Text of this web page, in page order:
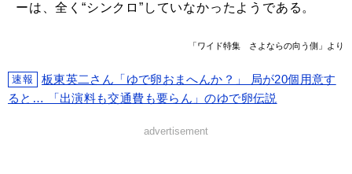
ーは、全く“シンクロ”していなかったようである。
「ワイド特集 さよならの向う側」より
速報
板東英二さん「ゆで卵おまへんか？」 局が20個用意す
ると… 「出演料も交通費も要らん」のゆで卵伝説
advertisement